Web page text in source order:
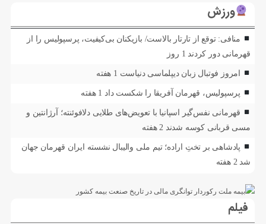
ورزش
منافی: توقع از تارتار بالاست/ بازیکنان بی‌کیفیت، پرسپولیس را از
قهرمانی دور کردند 1 روز
امروز فوتبال زبان دیپلماسی دنیاست 1 هفته
پرسپولیس، قهرمان آفریقا را شکست داد 1 هفته
قهرمانی نفس‌گیر اسپانیا با تعویض‌های طلایی دلافوئنته؛ آرژانتین و
مسی قربانی کوسه شدند 2 هفته
پادشاهی بر تختِ اراده؛ تیم ملی والیبال نشسته ایران قهرمان جهان
شد 2 هفته
فیلم